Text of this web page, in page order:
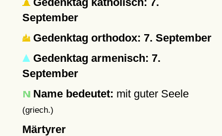
September
Gedenktag orthodox: 7. September
Gedenktag armenisch: 7.
September
Name bedeutet: mit guter Seele
(griech.)
Märtyrer